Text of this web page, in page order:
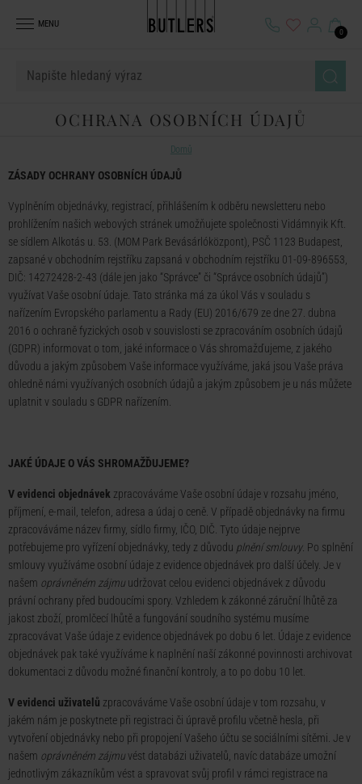
MENU
0
OCHRANA OSOBNÍCH ÚDAJŮ
Domů
ZÁSADY OCHRANY OSOBNÍCH ÚDAJŮ
Vyplněním objednávky, registrací, přihlášením k odběru newsletteru nebo
prohlížením našich webových stránek umožňujete společnosti Vidámnyik Kft.
se sídlem Alkotás u. 53. (MOM Park Bevásárlóközpont), PSČ 1123 Budapest,
zapsané v obchodním rejstříku zapsaná v obchodním rejstříku 01-09-896553,
DIČ: 14272428-2-43 (dále jen jako “Správce” či “Správce osobních údajů”)
využívat Vaše osobní údaje. Tato stránka má za úkol Vás v souladu s
nařízením Evropského parlamentu a Rady (EU) 2016/679 ze dne 27. dubna
2016 o ochraně fyzických osob v souvislosti se zpracováním osobních údajů
(GDPR) informovat o tom, jaké informace o Vás shromažďujeme, z jakého
důvodu a jakým způsobem Vaše informace využíváme, jaká jsou Vaše práva
ohledně námi využívaných osobních údajů a jakým způsobem je u nás můžete
uplatnit v souladu s GDPR nařízením.
JAKÉ ÚDAJE O VÁS SHROMAŽĎUJEME?
V evidenci objednávek zpracováváme Vaše osobní údaje v rozsahu jméno,
příjmení, e-mail, telefon, adresa a údaj o ceně. V případě objednávky na firmu
zpracováváme název firmy, sídlo firmy, IČO, DIČ. Tyto údaje nejprve
potřebujeme pro vyřízení objednávky, tedy z důvodu plnění smlouvy. Po splnění
smlouvy využíváme osobní údaje z evidence objednávek pro další účely. Je v
našem oprávněném zájmu udržovat celou evidenci objednávek z důvodu
právní ochrany před budoucími spory. Vzhledem k zákonné záruční lhůtě za
jakost zboží, promlčecí lhůtě a fungování soudního systému musíme
zpracovávat Vaše údaje z evidence objednávek po dobu 6 let. Údaje z evidence
objednávek pak také využíváme k naplnění naší zákonné povinnosti archivovat
dokumentaci z důvodu možné finanční kontroly, a to po dobu 10 let.
V evidenci uživatelů zpracováváme Vaše osobní údaje v tom rozsahu, v
jakém nám je poskytnete při registraci či úpravě profilu včetně hesla, při
vytvoření objednávky nebo při propojení Vašeho účtu se sociálními sítěmi. Je v
našem oprávněném zájmuvést databázi uživatelů, navíc databáze umožní
jednotlivým zákazníkům vést a spravovat svůj profil v rámci registrace na